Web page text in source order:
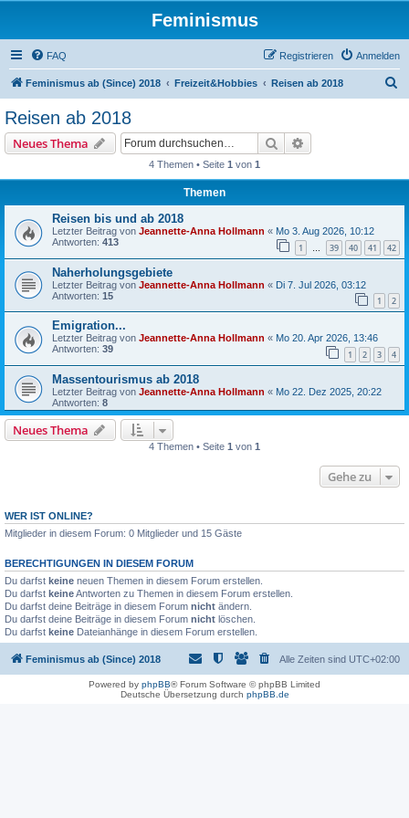
Feminismus
FAQ Anmelden
Registrieren
Feminismus ab (Since) 2018 Freizeit&Hobbies Reisen ab 2018
Reisen ab 2018
Neues Thema Suche
4 Themen • Seite 1 von 1
Themen
Reisen bis und ab 2018
Letzter Beitrag von Jeannette-Anna Hollmann « Mo 3. Aug 2026, 10:12
Antworten: 413 1 … 39 40 41 42
Naherholungsgebiete
Letzter Beitrag von Jeannette-Anna Hollmann « Di 7. Jul 2026, 03:12
Antworten: 15 1 2
Emigration...
Letzter Beitrag von Jeannette-Anna Hollmann « Mo 20. Apr 2026, 13:46
Antworten: 39 1 2 3 4
Massentourismus ab 2018
Letzter Beitrag von Jeannette-Anna Hollmann « Mo 22. Dez 2025, 20:22
Antworten: 8
Neues Thema
4 Themen • Seite 1 von 1
Gehe zu
WER IST ONLINE?
Mitglieder in diesem Forum: 0 Mitglieder und 15 Gäste
BERECHTIGUNGEN IN DIESEM FORUM
Du darfst keine neuen Themen in diesem Forum erstellen.
Du darfst keineAntworten zu Themen in diesem Forum erstellen.
Du darfst deine Beiträge in diesem Forum nicht ändern.
Du darfst deine Beiträge in diesem Forum nicht löschen.
Du darfst keine Dateianhänge in diesem Forum erstellen.
Feminismus ab (Since) 2018 Alle Zeiten sind UTC+02:00
Powered by phpBB® Forum Software © phpBB Limited
Deutsche Übersetzung durch phpBB.de